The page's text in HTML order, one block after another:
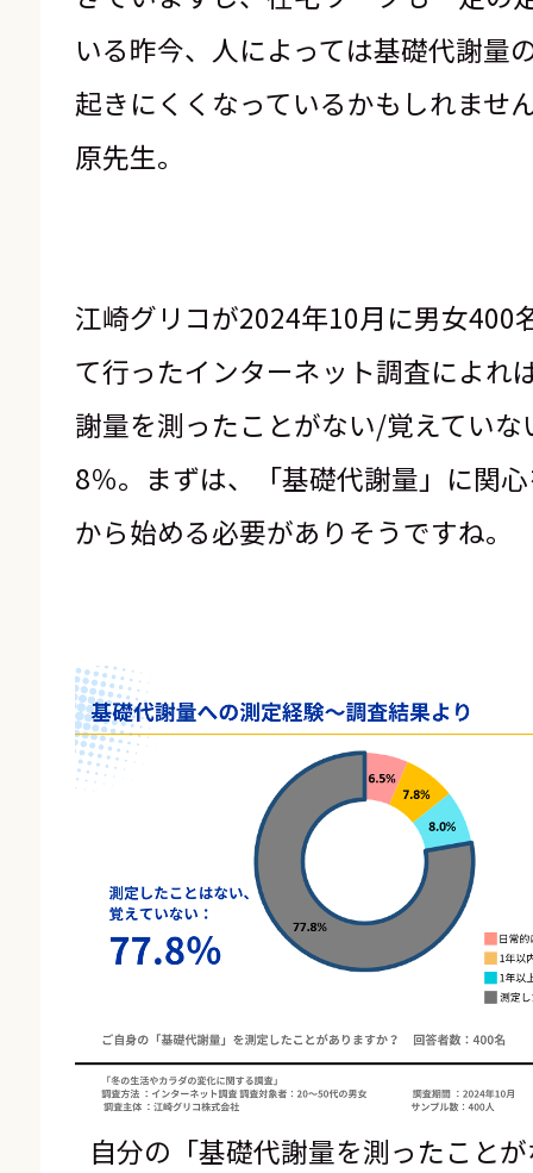
いる昨今、人によっては基礎代謝量
起きにくくなっているかもしれませ
原先生。
江崎グリコが2024年10月に男女400
て行ったインターネット調査によれ
謝量を測ったことがない/覚えてい
8％。まずは、「基礎代謝量」に関
から始める必要がありそうですね。
自分の「基礎代謝量を測ったこと